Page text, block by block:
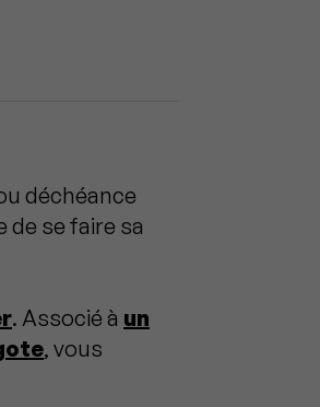
déchéance
de se faire sa
. Associé à un
, vous